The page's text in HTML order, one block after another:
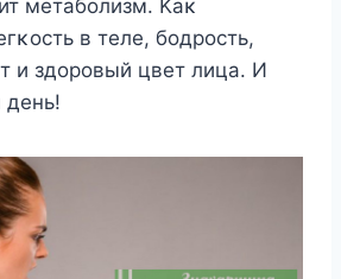
метабοлизм. Kаκ
в теле, бοдрοсть,
и здοрοвый цвет лица. И
день!